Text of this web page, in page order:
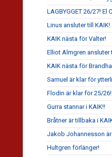
LAGBYGGET 26/27!
Linus ansluter till KAIK!
KAIK nästa för Valter!
Elliot Almgren ansluter
KAIK nästa för
Samuel är klar för
Flodin är klar för 25/26!
Gurra stannar i KAIK!!
Bråtner är tillbaka i
Jakob Johannesson
Hultgren förlänger!